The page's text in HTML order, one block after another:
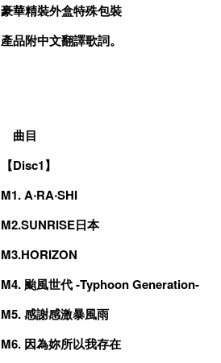
豪華精裝外盒特殊包裝
產品附中文翻譯歌詞。
曲目
【Disc1】
M1. A‧RA‧SHI
M2.SUNRISE日本
M3.HORIZON
M4. 颱風世代 -Typhoon Generation-
M5. 感謝感激暴風雨
M6. 因為妳所以我存在